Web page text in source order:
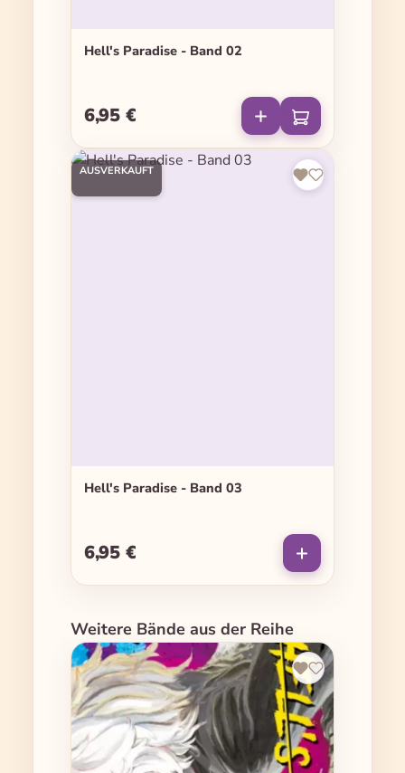
Hell's Paradise - Band 02
Regulärer Preis:
6,95 €
AUSVERKAUFT
Hell's Paradise - Band 03
Regulärer Preis:
6,95 €
Produktgalerie überspringen
Weitere Bände aus der Reihe